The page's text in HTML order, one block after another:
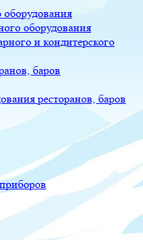
оборудования
и кондитерского
баров
ресторанов, баров